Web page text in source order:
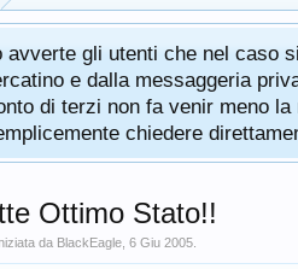
avverte gli utenti che nel caso
e dalla messaggeria
di terzi non fa venir meno
chiedere
Ottimo Stato!!
da BlackEagle 6 Giu 2005